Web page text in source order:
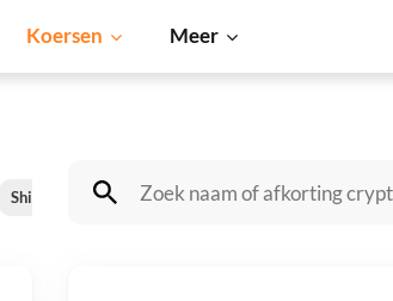
Koersen Meer
Shiba Inu Dogecoin Solana BNB